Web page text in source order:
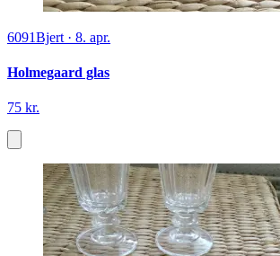
6091Bjert · 8. apr.
Holmegaard glas
75 kr.